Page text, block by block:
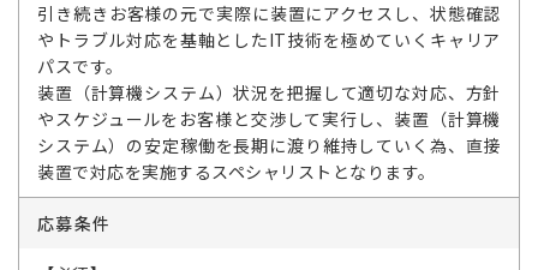
引き続きお客様の元で実際に装置にアクセスし、状態確認
やトラブル対応を基軸としたIT技術を極めていくキャリア
パスです。
装置（計算機システム）状況を把握して適切な対応、方針
やスケジュールをお客様と交渉して実行し、装置（計算機
システム）の安定稼働を長期に渡り維持していく為、直接
装置で対応を実施するスペシャリストとなります。
応募条件